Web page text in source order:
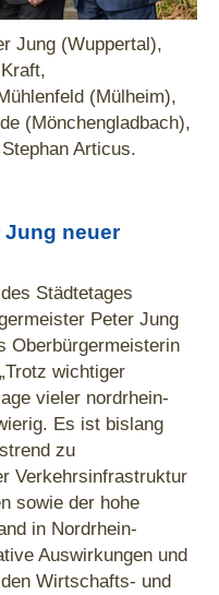
Jung (Wuppertal),
(Mülheim),
(Mönchengladbach),
Articus.
Jung neuer
Städtetages
Peter Jung
Oberbürgermeisterin
wichtiger
vieler nordrhein-
Es ist bislang
zu
Verkehrsinfrastruktur
sowie der hohe
in Nordrhein-
Auswirkungen und
Wirtschafts- und